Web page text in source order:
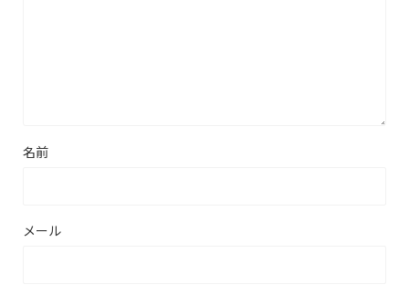
名前
メール